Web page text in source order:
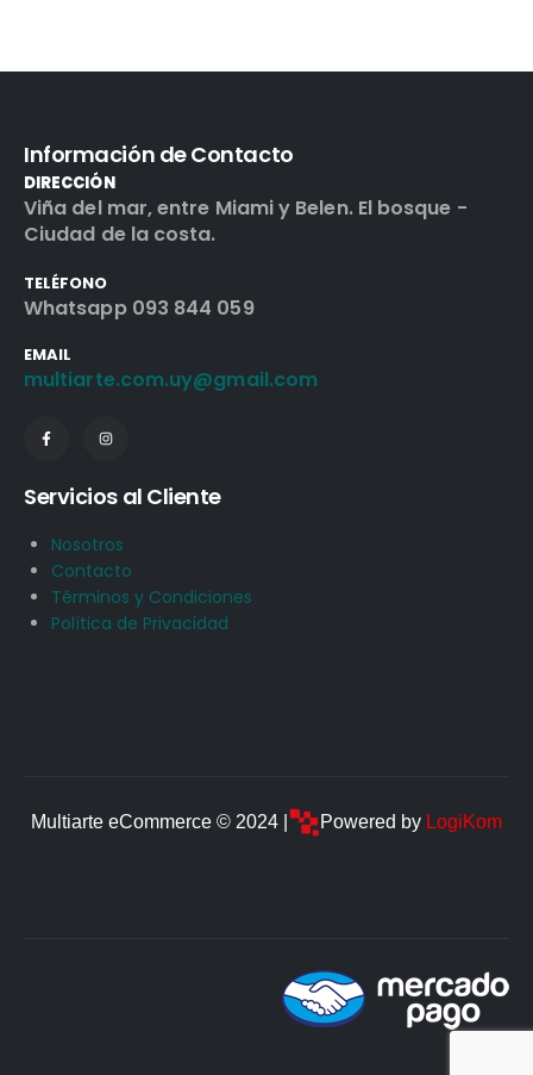
Información de Contacto
DIRECCIÓN
Viña del mar, entre Miami y Belen. El bosque -
Ciudad de la costa.
TELÉFONO
Whatsapp 093 844 059
EMAIL
multiarte.com.uy@gmail.com
Servicios al Cliente
Nosotros
Contacto
Términos y Condiciones
Política de Privacidad
Multiarte eCommerce © 2024 | Powered by LogiKom